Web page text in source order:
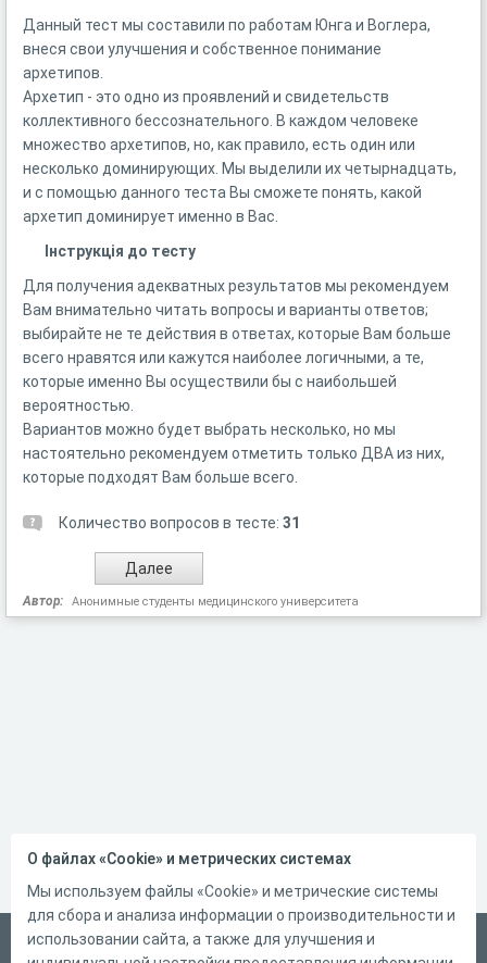
Данный тест мы составили по работам Юнга и Воглера,
внеся свои улучшения и собственное понимание
архетипов.
Архетип - это одно из проявлений и свидетельств
коллективного бессознательного. В каждом человеке
множество архетипов, но, как правило, есть один или
несколько доминирующих. Мы выделили их четырнадцать,
и с помощью данного теста Вы сможете понять, какой
архетип доминирует именно в Вас.
Інструкція до тесту
Для получения адекватных результатов мы рекомендуем
Вам внимательно читать вопросы и варианты ответов;
выбирайте не те действия в ответах, которые Вам больше
всего нравятся или кажутся наиболее логичными, а те,
которые именно Вы осуществили бы с наибольшей
вероятностью.
Вариантов можно будет выбрать несколько, но мы
настоятельно рекомендуем отметить только ДВА из них,
которые подходят Вам больше всего.
Количество вопросов в тесте: 31
Автор: Анонимные студенты медицинского университета
Русский
О файлах «Cookie» и метрических системах
Мы используем файлы «Cookie» и метрические системы
для сбора и анализа информации о производительности и
использовании сайта, а также для улучшения и